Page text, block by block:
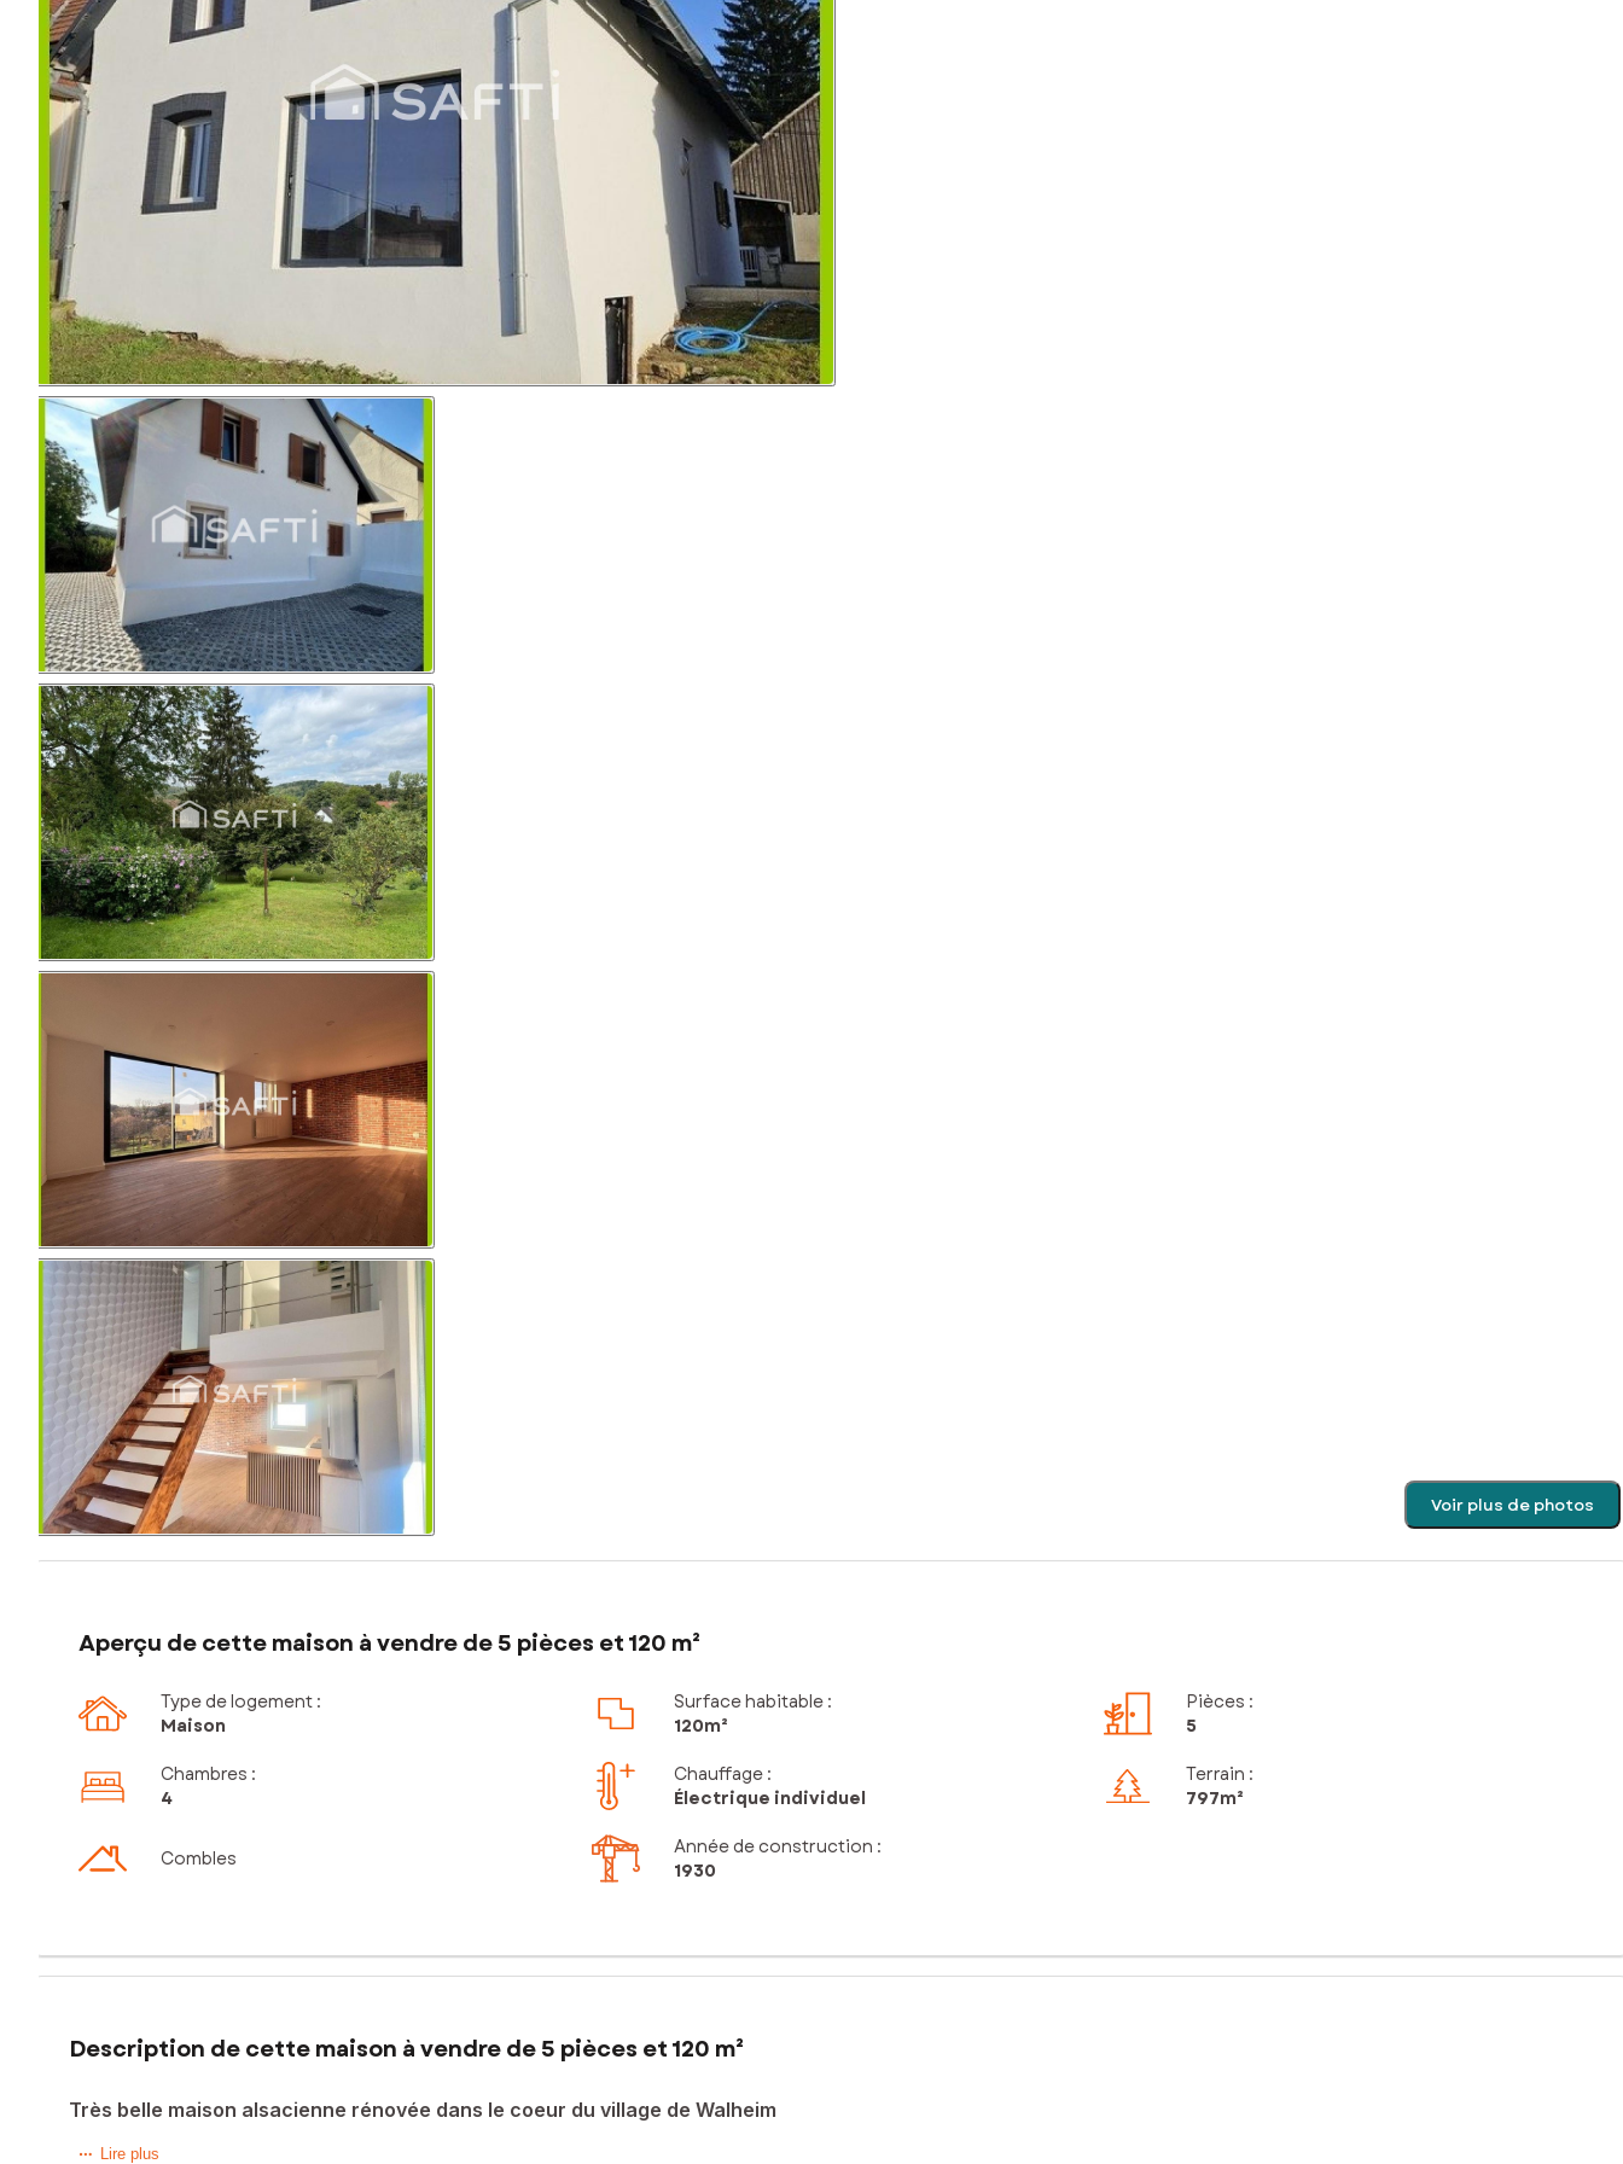
Voir plus de photos
Aperçu de cette maison à vendre de 5 pièces et 120 m²
Type de logement :
Maison
Surface habitable :
120m²
Pièces :
5
Chambres :
4
Chauffage :
Électrique individuel
Terrain :
797m²
Combles
Année de construction :
1930
Description de cette maison à vendre de 5 pièces et 120 m²
Très belle maison alsacienne rénovée dans le coeur du village de Walheim
Située au cœur du village pittoresque de Walheim (68130), cette maison alsacienne rénovée offre un cadre de vie authentique. Idéale pour une famille, elle dispose de 4 chambres et se
Lire plus